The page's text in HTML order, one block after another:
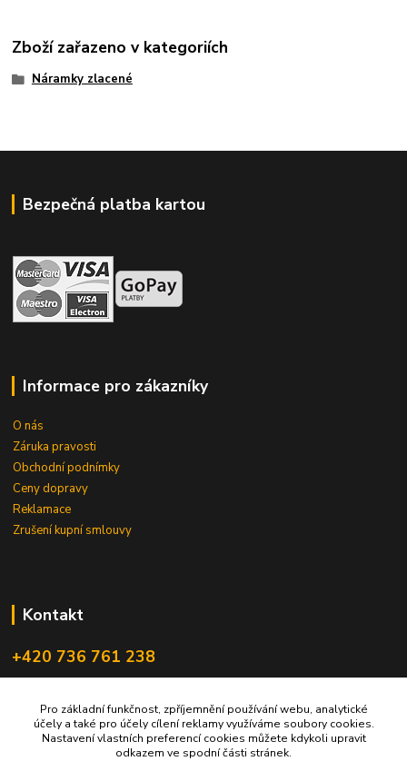
Zboží zařazeno v kategoriích
Náramky zlacené
Bezpečná platba kartou
Informace pro zákazníky
O nás
Záruka pravosti
Obchodní podnímky
Ceny dopravy
Reklamace
Zrušení kupní smlouvy
Kontakt
+420 736 761 238
Pro základní funkčnost, zpříjemnění používání webu, analytické
účely a také pro účely cílení reklamy využíváme soubory cookies.
Nastavení vlastních preferencí cookies můžete kdykoli upravit
odkazem ve spodní části stránek.